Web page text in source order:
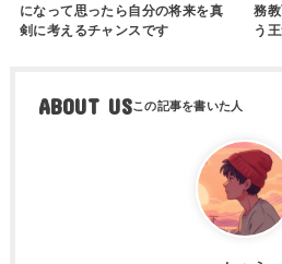
になって思ったら自分の将来を真
剣に考えるチャンスです
務
う
ABOUT US